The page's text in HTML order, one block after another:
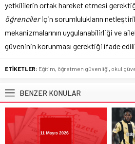
yetkililerin ortak hareket etmesi
öğrencileriçin sorumlulukların
mekanizmalarının uygulanabilirliği ve
güveninin korunması gerektiği ifade
ETİKETLER: Eğitim, öğretmen güvenliği, okul
BENZER KONULAR